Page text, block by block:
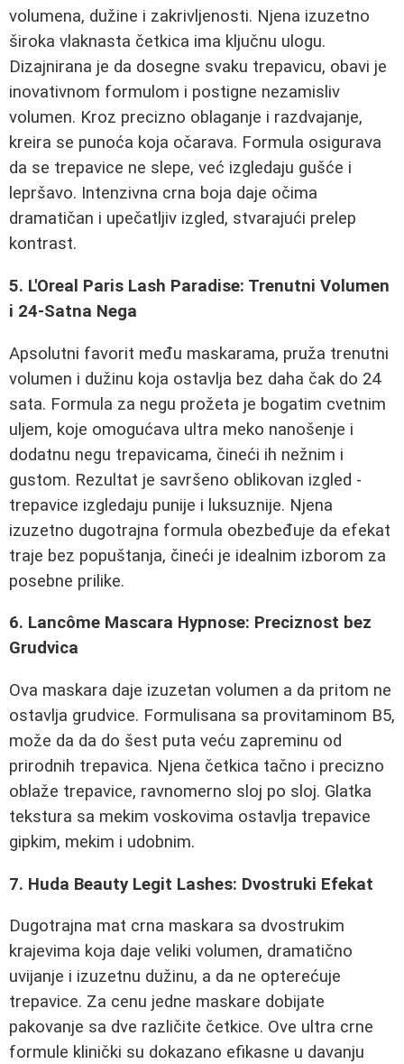
volumena, dužine i zakrivljenosti. Njena izuzetno
široka vlaknasta četkica ima ključnu ulogu.
Dizajnirana je da dosegne svaku trepavicu, obavi je
inovativnom formulom i postigne nezamisliv
volumen. Kroz precizno oblaganje i razdvajanje,
kreira se punoća koja očarava. Formula osigurava
da se trepavice ne slepe, već izgledaju gušće i
lepršavo. Intenzivna crna boja daje očima
dramatičan i upečatljiv izgled, stvarajući prelep
kontrast.
5. L'Oreal Paris Lash Paradise: Trenutni Volumen
i 24-Satna Nega
Apsolutni favorit među maskarama, pruža trenutni
volumen i dužinu koja ostavlja bez daha čak do 24
sata. Formula za negu prožeta je bogatim cvetnim
uljem, koje omogućava ultra meko nanošenje i
dodatnu negu trepavicama, čineći ih nežnim i
gustom. Rezultat je savršeno oblikovan izgled -
trepavice izgledaju punije i luksuznije. Njena
izuzetno dugotrajna formula obezbeđuje da efekat
traje bez popuštanja, čineći je idealnim izborom za
posebne prilike.
6. Lancôme Mascara Hypnose: Preciznost bez
Grudvica
Ova maskara daje izuzetan volumen a da pritom ne
ostavlja grudvice. Formulisana sa provitaminom B5,
može da da do šest puta veću zapreminu od
prirodnih trepavica. Njena četkica tačno i precizno
oblaže trepavice, ravnomerno sloj po sloj. Glatka
tekstura sa mekim voskovima ostavlja trepavice
gipkim, mekim i udobnim.
7. Huda Beauty Legit Lashes: Dvostruki Efekat
Dugotrajna mat crna maskara sa dvostrukim
krajevima koja daje veliki volumen, dramatično
uvijanje i izuzetnu dužinu, a da ne opterećuje
trepavice. Za cenu jedne maskare dobijate
pakovanje sa dve različite četkice. Ove ultra crne
formule klinički su dokazano efikasne u davanju